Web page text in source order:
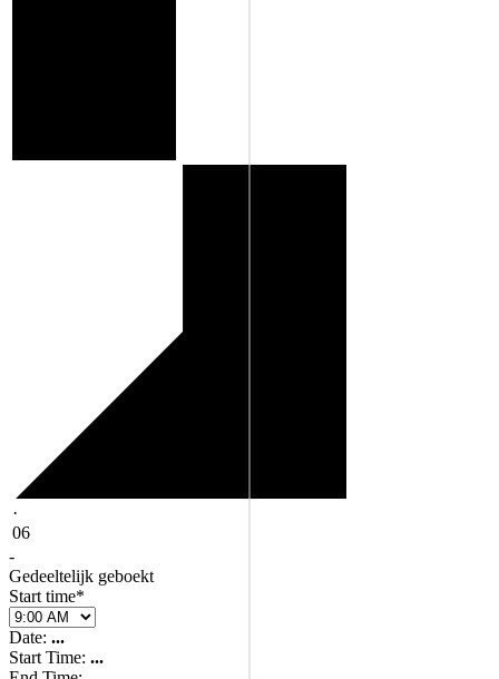
·
06
-
Gedeeltelijk geboekt
Start time*
Date: ...
Start Time: ...